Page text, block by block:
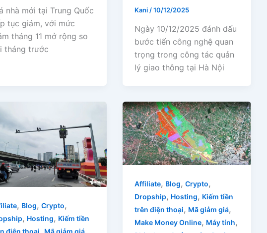
nhà mới tại Trung Quốc
tục giảm, với mức
tháng 11 mở rộng so
tháng trước
Kani /10/12/2025
Ngày 10/12/2025 đánh dấu
bước tiến công nghệ quan
trọng trong công tác quản
lý giao thông tại Hà Nội
, Blog, Crypto,
, Hosting, Kiếm tiền
điện thoại
Mã giảm giá
Affiliate, Blog,Crypto,
Dropship, Hosting, Kiếm tiền
trên điện thoại, Mã giảm giá,
Make Money Online, Máy tính,